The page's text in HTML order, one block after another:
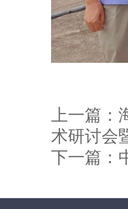
上一篇：
术研讨会
下一篇：